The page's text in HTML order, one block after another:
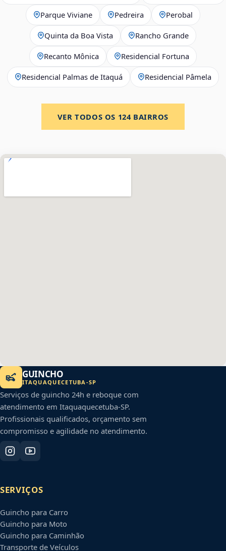
Parque Viviane Pedreira Perobal
Quinta da Boa Vista Rancho Grande
Recanto Mônica Residencial Fortuna
Residencial Palmas de Itaquá Residencial Pâmela
VER TODOS OS 124BAIRROS
GUINCHO
ITAQUAQUECETUBA -SP
Serviços de guincho 24h e reboque com
atendimento em Itaquaquecetuba-SP.
Profissionais qualificados, orçamento sem
compromisso e agilidade no atendimento.
SERVIÇOS
Guincho para Carro
Guincho para Moto
Guincho para Caminhão
Transporte de Veículos